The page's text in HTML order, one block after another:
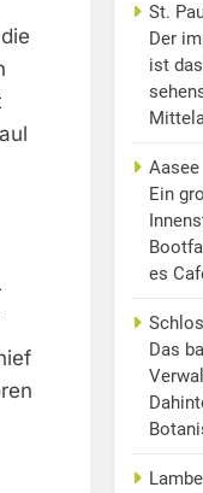
St.
Der
ist
Aasee
Ein
es
Das